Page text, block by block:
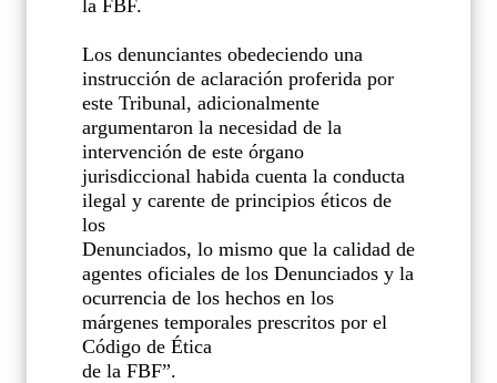
la FBF.
Los denunciantes obedeciendo una
instrucción de aclaración proferida por
este Tribunal, adicionalmente
argumentaron la necesidad de la
intervención de este órgano
jurisdiccional habida cuenta la conducta
ilegal y carente de principios éticos de
los
Denunciados, lo mismo que la calidad de
agentes oficiales de los Denunciados y la
ocurrencia de los hechos en los
márgenes temporales prescritos por el
Código de Ética
de la FBF”.